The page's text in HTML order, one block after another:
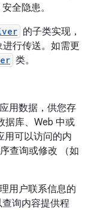
全隐患。
的子类实现，
进行传送。如需更
类。
用数据，供您存
据库、Web 中或
用可以访问的内
查询或修改 （如
用户联系信息的
询内容提供程